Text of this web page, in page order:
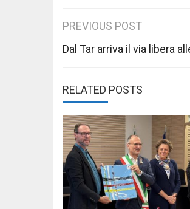
Post
navigation
PREVIOUS POST
Dal Tar arriva il via libera
RELATED POSTS